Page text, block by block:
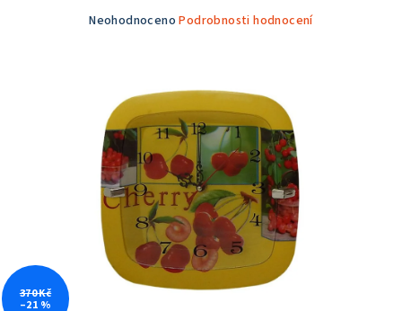
Průměrné
hvězdiček.
Neohodnoceno Podrobnosti hodnocení
370 Kč
–21 %